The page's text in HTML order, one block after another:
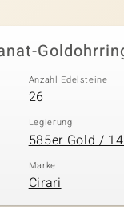
Anzahl Edelsteine
26
Legierung
585er Gold /
Marke
Cirari